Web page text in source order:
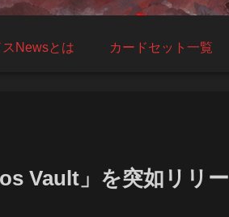
スNewsとは カードセット一覧
Vault」を突如リリー